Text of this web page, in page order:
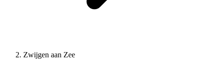
Zwijgen aan Zee